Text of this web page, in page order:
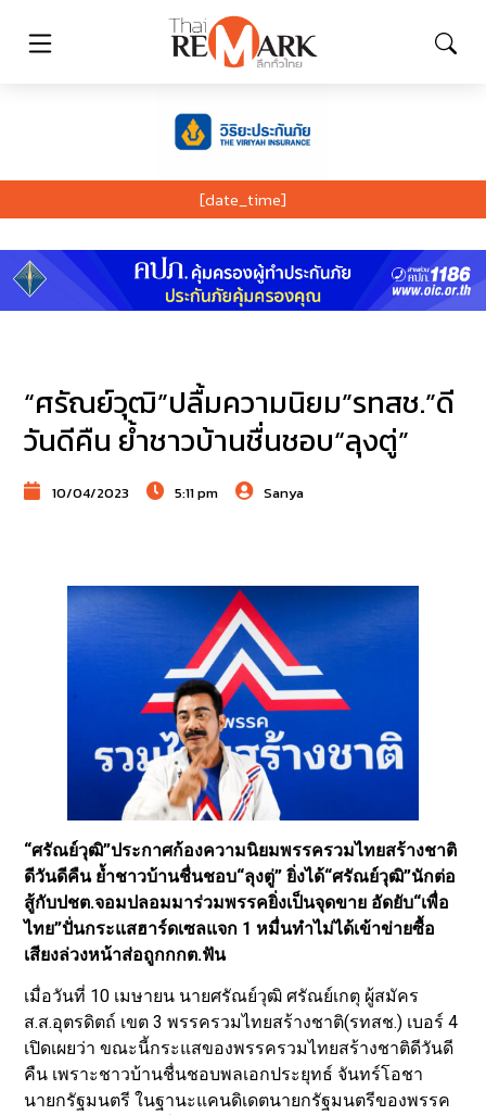
[date_time]
“ศรัณย์วุฒิ”ปลื้มความนิยม”รทสช.”ดี
วันดีคืน ย้ำชาวบ้านชื่นชอบ“ลุงตู่”
10/04/2023 5:11 pm Sanya
“ศรัณย์วุฒิ”ประกาศก้องความนิยมพรรครวมไทยสร้างชาติ
ดีวันดีคืน ย้ำชาวบ้านชื่นชอบ“ลุงตู่” ยิ่งได้“ศรัณย์วุฒิ”นักต่อ
สู้กับปชต.จอมปลอมมาร่วมพรรคยิ่งเป็นจุดขาย อัดยับ“เพื่อ
ไทย”ปั่นกระแสฮาร์ดเซลแจก 1 หมื่นทำไม่ได้เข้าข่ายซื้อ
เสียงล่วงหน้าส่อถูกกกต.ฟัน
เมื่อวันที่ 10 เมษายน นายศรัณย์วุฒิ ศรัณย์เกตุ ผู้สมัคร
ส.ส.อุตรดิตถ์ เขต 3 พรรครวมไทยสร้างชาติ(รทสช.) เบอร์ 4
เปิดเผยว่า ขณะนี้กระแสของพรรครวมไทยสร้างชาติดีวันดี
คืน เพราะชาวบ้านชื่นชอบพลเอกประยุทธ์ จันทร์โอชา
นายกรัฐมนตรี ในฐานะแคนดิเดตนายกรัฐมนตรีของพรรค